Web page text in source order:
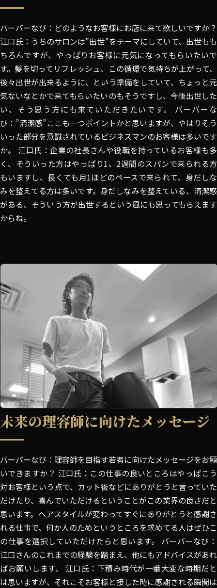
バーバーなび：どのようなお客様にお店に来て欲しいですか？
江口氏：うちのサロンは”出世”をテーマにしていて、出世もも
ちろんですが、やっぱりお客様に元気になってもらいたいで
す。髪を切ってリフレッシュ、この循環で気持ちが上がって、
後々出世が出来るように、という準備をしていて、ちょっと元
気ないなとかで来てもらいたいのもそうですし、今後出世した
い、そう思う方にも来ていただきたいです。 バーバーな
び：”清潔感”ここも一つポイントかと思いますが、やはりそう
いった部分を意識されているビジネスマンのお客様は多いです
か。 江口氏：企業の社長さんや役職を持っているお客様も多
く、そういった方はやっぱり1、2週間のスパンで来られる方
もいますし、長くても月1ほどのペースで来られて、身だしな
みを整えてる方は多いです。身だしなみを整えている、清潔感
がある、そういう方が出世するという風にも思ってもらえます
からね。
未来の理容師に向けたメッセージ
バーバーなび：理容師を目指す若者に向けたメッセージをお願
いできますか？ 江口氏：この仕事の良いところはやっぱこう
対お客様という点で、カット後などにありがとうと言っていた
だけたり、喜んでいただけるということがこの業界の良さだと
思います。ヘアスタイルが変わってすぐにありがとうと感謝さ
れる仕事で、何か人のためというところを求めてる人はぜひこ
の仕事を選択していただけたらと思います。 バーバーなび：
江口さんのこれまでの経験を踏まえ、他にもアドバイスがあれ
ばお願いします。 江口氏：下積み時代が一番大変な時期だと
は思いますが、それこそお客様と接した時に感謝される瞬間は